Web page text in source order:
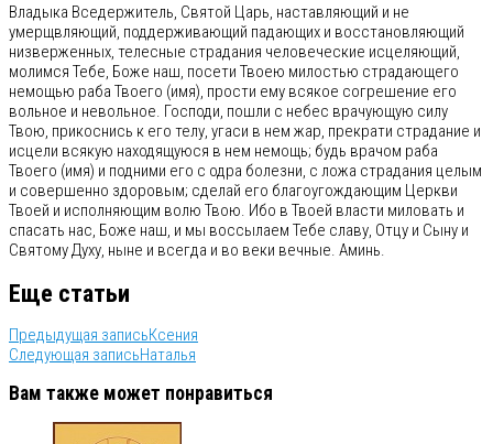
Владыка Вседержитель, Святой Царь, наставляющий и не
умерщвляющий, поддерживающий падающих и восстановляющий
низверженных, телесные страдания человеческие исцеляющий,
молимся Тебе, Боже наш, посети Твоею милостью страдающего
немощью раба Твоего (имя), прости ему всякое согрешение его
вольное и невольное. Господи, пошли с небес врачующую силу
Твою, прикоснись к его телу, угаси в нем жар, прекрати страдание и
исцели всякую находящуюся в нем немощь; будь врачом раба
Твоего (имя) и подними его с одра болезни, с ложа страдания целым
и совершенно здоровым; сделай его благоугождающим Церкви
Твоей и исполняющим волю Твою. Ибо в Твоей власти миловать и
спасать нас, Боже наш, и мы воссылаем Тебе славу, Отцу и Сыну и
Святому Духу, ныне и всегда и во веки вечные. Аминь.
Еще статьи
Предыдущая записьКсения
Следующая записьНаталья
Вам также может понравиться